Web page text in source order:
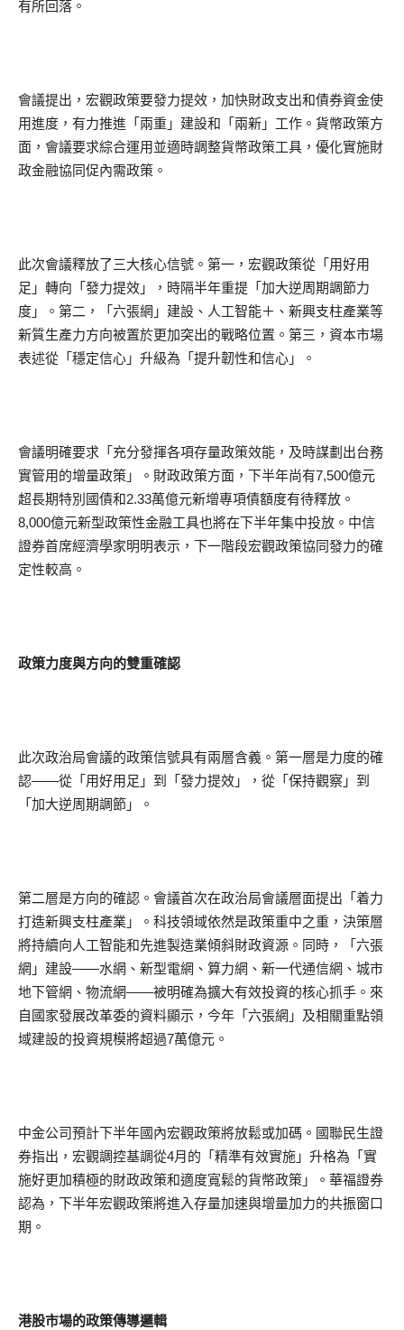
有所回落。
會議提出，宏觀政策要發力提效，加快財政支出和債券資金使
用進度，有力推進「兩重」建設和「兩新」工作。貨幣政策方
面，會議要求綜合運用並適時調整貨幣政策工具，優化實施財
政金融協同促內需政策。
此次會議釋放了三大核心信號。第一，宏觀政策從「用好用
足」轉向「發力提效」，時隔半年重提「加大逆周期調節力
度」。第二，「六張網」建設、人工智能＋、新興支柱產業等
新質生產力方向被置於更加突出的戰略位置。第三，資本市場
表述從「穩定信心」升級為「提升韌性和信心」。
會議明確要求「充分發揮各項存量政策效能，及時謀劃出台務
實管用的增量政策」。財政政策方面，下半年尚有7,500億元
超長期特別國債和2.33萬億元新增專項債額度有待釋放。
8,000億元新型政策性金融工具也將在下半年集中投放。中信
證券首席經濟學家明明表示，下一階段宏觀政策協同發力的確
定性較高。
政策力度與方向的雙重確認
此次政治局會議的政策信號具有兩層含義。第一層是力度的確
認——從「用好用足」到「發力提效」，從「保持觀察」到
「加大逆周期調節」。
第二層是方向的確認。會議首次在政治局會議層面提出「着力
打造新興支柱產業」。科技領域依然是政策重中之重，決策層
將持續向人工智能和先進製造業傾斜財政資源。同時，「六張
網」建設——水網、新型電網、算力網、新一代通信網、城市
地下管網、物流網——被明確為擴大有效投資的核心抓手。來
自國家發展改革委的資料顯示，今年「六張網」及相關重點領
域建設的投資規模將超過7萬億元。
中金公司預計下半年國內宏觀政策將放鬆或加碼。國聯民生證
券指出，宏觀調控基調從4月的「精準有效實施」升格為「實
施好更加積極的財政政策和適度寬鬆的貨幣政策」。華福證券
認為，下半年宏觀政策將進入存量加速與增量加力的共振窗口
期。
港股市場的政策傳導邏輯